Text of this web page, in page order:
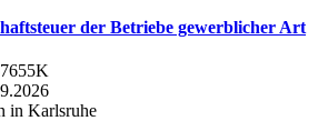
der Betriebe gewerblicher Art
in Karlsruhe